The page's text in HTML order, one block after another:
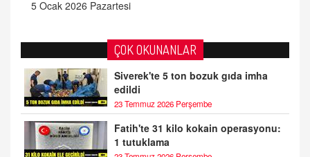
5 Ocak 2026 Pazartesi
ÇOK OKUNANLAR
Siverek'te 5 ton bozuk gıda imha
edildi
23 Temmuz 2026 Perşembe
Fatih'te 31 kilo kokain operasyonu:
1 tutuklama